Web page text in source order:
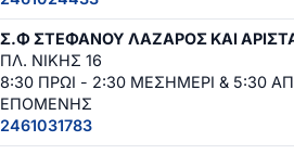
Σ.Φ ΣΤΕΦΑΝΟΥ ΛΑΖΑΡΟΣ ΚΑΙ
ΠΛ. ΝΙΚΗΣ 16
8:30 ΠΡΩΙ - 2:30 ΜΕΣΗΜΕΡΙ & 5:30
ΕΠΟΜΕΝΗΣ
2461031783